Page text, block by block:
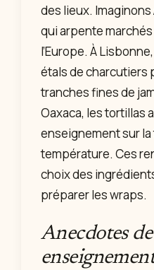
des lieux. Imaginons
qui arpente
l’Europe. À
étals de charcutiers
tranches fines de
Oaxaca, les tortillas
enseignement sur
température. Ces
choix des
préparer les wraps.
Anecdotes